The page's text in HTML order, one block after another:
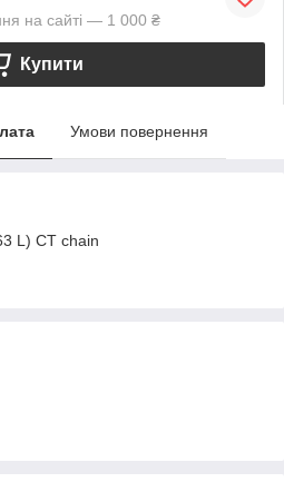
на сайті — 1 000 ₴
Купити
Умови повернення
L) CT chain